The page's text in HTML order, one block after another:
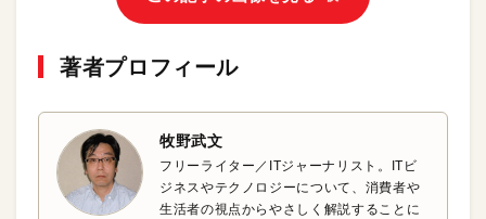
著者プロフィール
牧野武文
フリーライター／ITジャーナリスト。ITビ
ジネスやテクノロジーについて、消費者や
生活者の視点からやさしく解説することに